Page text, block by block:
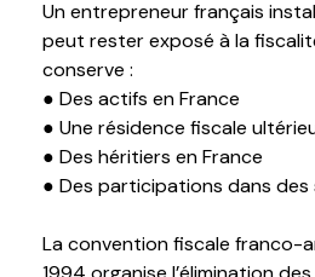
Unentrepreneur français
peut rester exposé à la
conserve :
● Des actifs en France
● Une résidence fiscale
● Des héritiers en France
● Des participations dans
Laconvention fiscale franco-